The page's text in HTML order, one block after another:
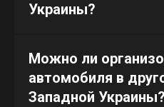
Украины?
Можно ли
автомобиля в
Западной Украины?